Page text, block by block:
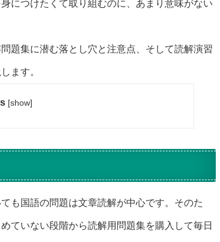
につけたくて取り組むのに、あまり意味がない
題集に潜む落とし穴と注意点、そして読解演習
ます。
[show]
も国語の問題は文章読解が中心です。そのた
ていない段階から読解用問題集を購入して毎日